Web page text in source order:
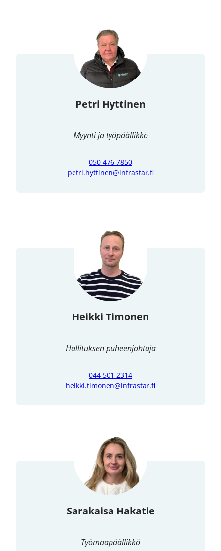
Petri Hyttinen
Myynti ja työpäällikkö
050 476 7850
petri.hyttinen@infrastar.fi
Heikki Timonen
Hallituksen puheenjohtaja
044 501 2314
heikki.timonen@infrastar.fi
Sarakaisa Hakatie
Työmaapäällikkö